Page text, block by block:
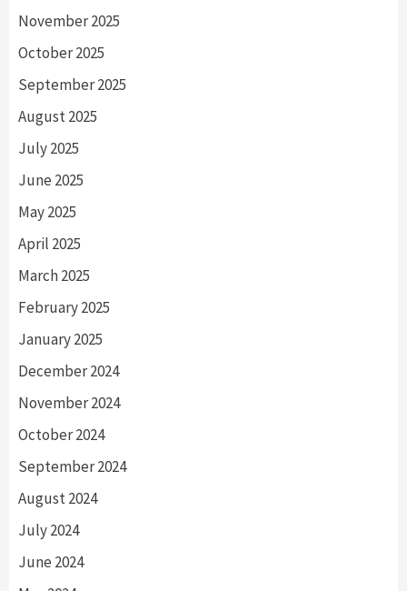
November 2025
October 2025
September 2025
August 2025
July 2025
June 2025
May 2025
April 2025
March 2025
February 2025
January 2025
December 2024
November 2024
October 2024
September 2024
August 2024
July 2024
June 2024